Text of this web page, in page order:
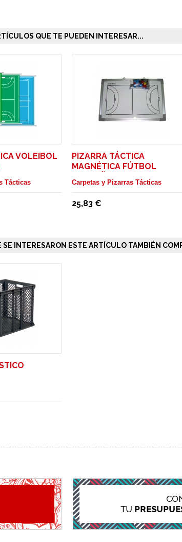
QUE TE PUEDEN INTERESAR...
VOLEIBOL
Tácticas
PIZARRA TÁCTICA
MAGNÉTICA FÚTBOL
PEQUEÑA ENTRENADOR
Carpetas y Pizarras Tácticas
25,83 €
SE INTERESARON ESTE ARTÍCULO TAMBIÉN